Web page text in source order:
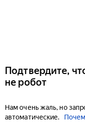
Подтвердите,
не робот
Нам очень жаль, но
автоматические.